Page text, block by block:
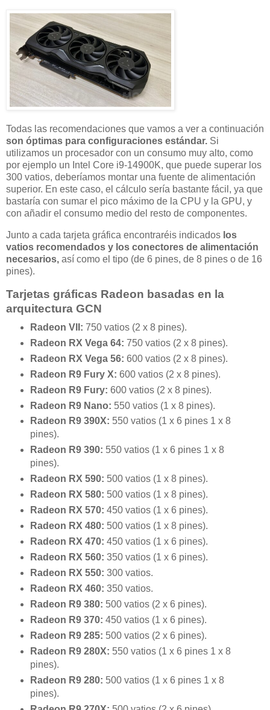
Todas las recomendaciones que vamos a ver a continuación
son óptimas para configuraciones estándar. Si
utilizamos un procesador con un consumo muy alto, como
por ejemplo un Intel Core i9-14900K, que puede superar los
300 vatios, deberíamos montar una fuente de alimentación
superior. En este caso, el cálculo sería bastante fácil, ya que
bastaría con sumar el pico máximo de la CPU y la GPU, y
con añadir el consumo medio del resto de componentes.
Junto a cada tarjeta gráfica encontraréis indicados los
vatios recomendados y los conectores de alimentación
necesarios, así como el tipo (de 6 pines, de 8 pines o de 16
pines).
Tarjetas gráficas Radeon basadas en la
arquitectura GCN
Radeon VII: 750 vatios (2 x 8 pines).
Radeon RX Vega 64: 750 vatios (2 x 8 pines).
Radeon RX Vega 56: 600 vatios (2 x 8 pines).
Radeon R9 Fury X: 600 vatios (2 x 8 pines).
Radeon R9 Fury: 600 vatios (2 x 8 pines).
Radeon R9 Nano: 550 vatios (1 x 8 pines).
Radeon R9 390X: 550 vatios (1 x 6 pines 1 x 8
pines).
Radeon R9 390: 550 vatios (1 x 6 pines 1 x 8
pines).
Radeon RX 590: 500 vatios (1 x 8 pines).
Radeon RX 580: 500 vatios (1 x 8 pines).
Radeon RX 570: 450 vatios (1 x 6 pines).
Radeon RX 480: 500 vatios (1 x 8 pines).
Radeon RX 470: 450 vatios (1 x 6 pines).
Radeon RX 560: 350 vatios (1 x 6 pines).
Radeon RX 550: 300 vatios.
Radeon RX 460: 350 vatios.
Radeon R9 380: 500 vatios (2 x 6 pines).
Radeon R9 370: 450 vatios (1 x 6 pines).
Radeon R9 285: 500 vatios (2 x 6 pines).
Radeon R9 280X: 550 vatios (1 x 6 pines 1 x 8
pines).
Radeon R9 280: 500 vatios (1 x 6 pines 1 x 8
pines).